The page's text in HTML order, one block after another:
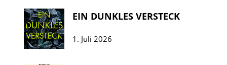
EIN DUNKLES VERSTECK
1. Juli 2026